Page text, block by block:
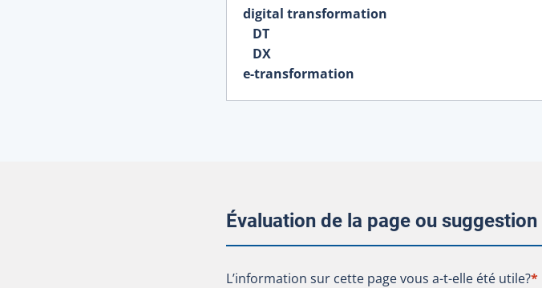
digital transformation
DT
DX
e-transformation
Évaluation de la page ou suggestion
L’information sur cette page vous a-t-elle été utile?
L’information sur cette page vous a-t-elle été utile?*